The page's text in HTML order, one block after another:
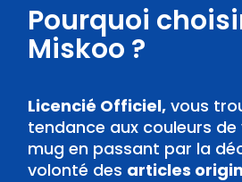
Pourquoi
Miskoo ?
Licencié Officiel, vous
tendance aux couleurs
mug en passant par la
volonté des articles